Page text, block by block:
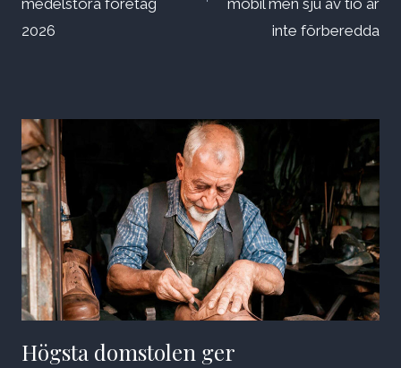
medelstora företag
2026
mobil men sju av tio är
inte förberedda
Högsta domstolen ger